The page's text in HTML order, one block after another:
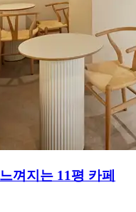
껴지는 11평 카페